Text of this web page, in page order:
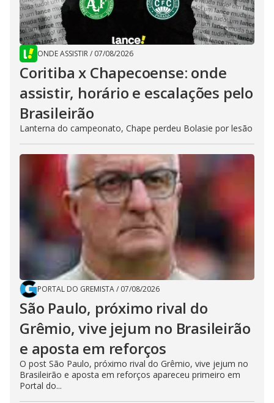
ONDE ASSISTIR/ 07/08/2026
Coritiba x Chapecoense: onde
assistir, horário e escalações pelo
Brasileirão
Lanterna do campeonato, Chape perdeu Bolasie por lesão
PORTAL DO GREMISTA/ 07/08/2026
São Paulo, próximo rival do
Grêmio, vive jejum no Brasileirão
e aposta em reforços
O post São Paulo, próximo rival do Grêmio, vive jejum no
Brasileirão e aposta em reforços apareceu primeiro em
Portal do...